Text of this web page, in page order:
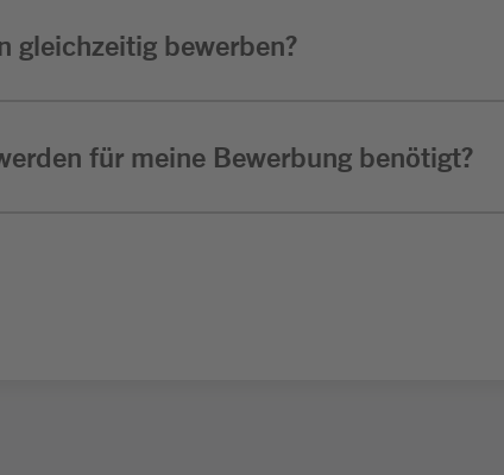
gleichzeitig bewerben?
für meine Bewerbung benötigt?